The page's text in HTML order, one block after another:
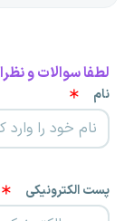
لطفا سوالات و
نام
پست الکترونیکی